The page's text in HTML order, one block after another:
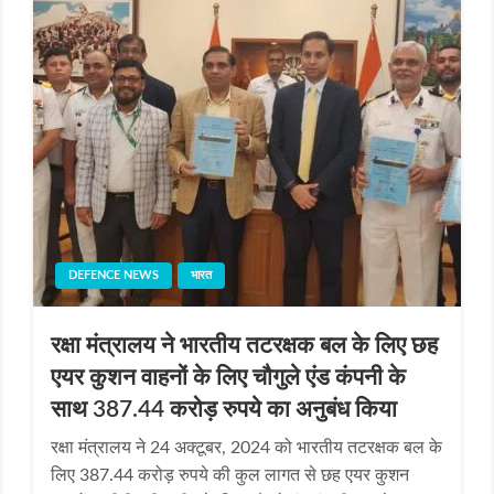
DEFENCE NEWS भारत
रक्षा मंत्रालय ने भारतीय तटरक्षक बल के लिए छह
एयर कुशन वाहनों के लिए चौगुले एंड कंपनी के
साथ 387.44 करोड़ रुपये का अनुबंध किया
रक्षा मंत्रालय ने 24 अक्टूबर, 2024 को भारतीय तटरक्षक बल के
लिए 387.44 करोड़ रुपये की कुल लागत से छह एयर कुशन